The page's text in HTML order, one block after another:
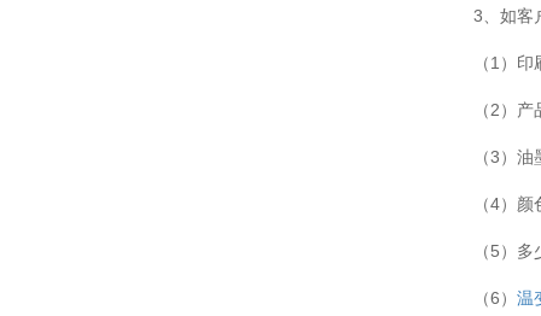
3、如客
（1）
（2）
（3）
（4）
（5）
（6）温